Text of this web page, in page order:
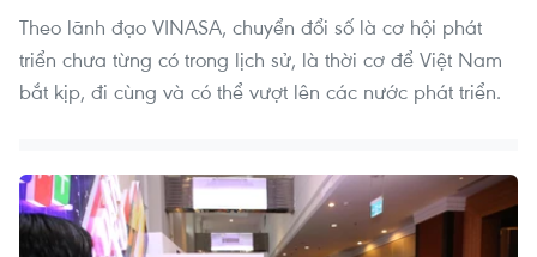
Theo lãnh đạo VINASA, chuyển đổi số là cơ hội phát
triển chưa từng có trong lịch sử, là thời cơ để Việt Nam
bắt kịp, đi cùng và có thể vượt lên các nước phát triển.